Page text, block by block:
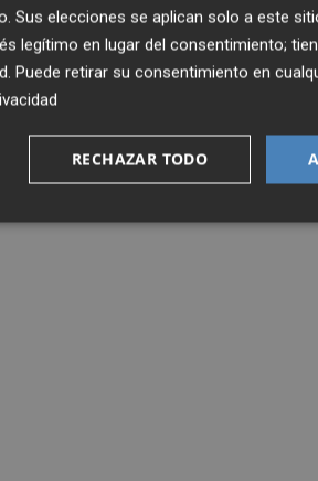
Sus elecciones se aplican solo a este
legítimo en lugar del consentimiento;
. Puede retirar su consentimiento en
RECHAZAR TODO